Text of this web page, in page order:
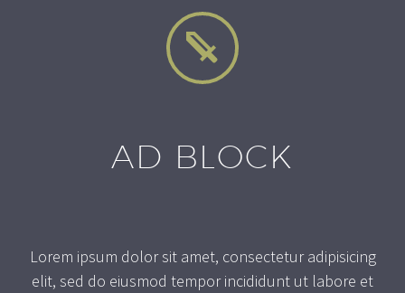


AD BLOCK
Lorem ipsum dolor sit amet, consectetur adipisicing
elit, sed do eiusmod tempor incididunt ut labore et